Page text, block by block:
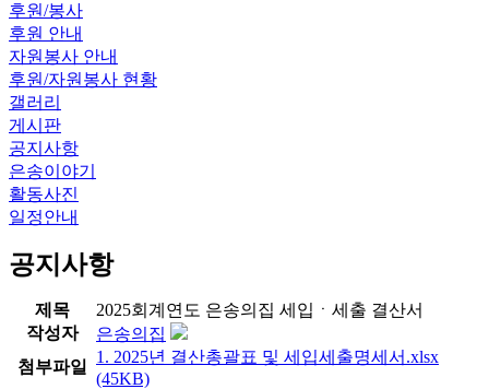
후원/봉사
후원 안내
자원봉사 안내
후원/자원봉사 현황
갤러리
게시판
공지사항
은송이야기
활동사진
일정안내
공지사항
제목
2025회계연도 은송의집 세입ㆍ세출 결산서
작성자
은송의집
첨부파일
1. 2025년 결산총괄표 및 세입세출명세서.xlsx
(45KB)